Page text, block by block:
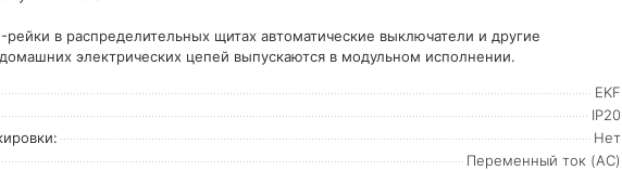
в распределительных щитах автоматические выключатели и другие
электрических цепей выпускаются в модульном исполнении.
EKF
IP20
Нет
Переменный ток (AC)